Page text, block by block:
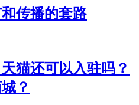
传播的套路
猫还可以入驻吗？
？